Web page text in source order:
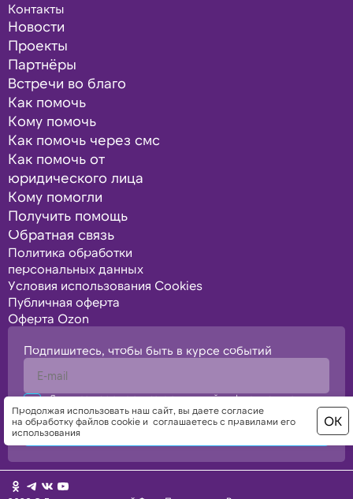
Продолжая использовать наш сайт, вы даете согласие
на обработку файлов cookie и соглашаетесь с правилами его
использования
ОК
Контакты
Новости
Проекты
Партнёры
Встречи во благо
Как помочь
Кому помочь
Как помочь через смс
Как помочь от
юридического лица
Кому помогли
Получить помощь
Обратная связь
Политика обработки
персональных данных
Условия использования Cookies
Публичная оферта
Оферта Ozon
Подпишитесь, чтобы быть в курсе событий
Я подтверждаю свое согласие с политикой конфиденциальности,
политикой обработки персональных данных
Отправить